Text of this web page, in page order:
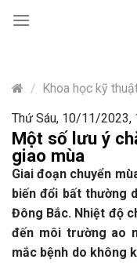
content
/ Khoa học kỹ
Thứ Sáu, 10/11/2023,
Một số lưu ý
giao mùa
Giai đoạn chuyển
biến đổi bất thường
Đông Bắc. Nhiệt độ
đến môi trường ao
mắc bệnh do không